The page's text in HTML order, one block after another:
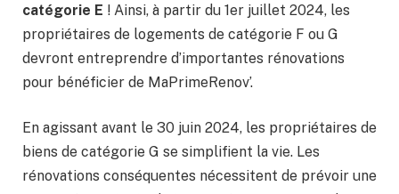
catégorie E ! Ainsi, à partir du 1er juillet 2024, les
propriétaires de logements de catégorie F ou G
devront entreprendre d’importantes rénovations
pour bénéficier de MaPrimeRenov’.
En agissant avant le 30 juin 2024, les propriétaires de
biens de catégorie G se simplifient la vie. Les
rénovations conséquentes nécessitent de prévoir une